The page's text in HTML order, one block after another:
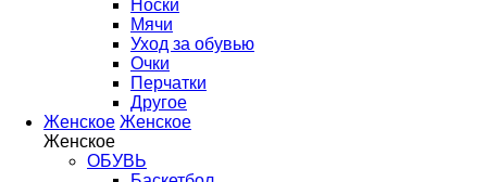
Носки
Мячи
Уход за обувью
Очки
Перчатки
Другое
Женское Женское
Женское
ОБУВЬ